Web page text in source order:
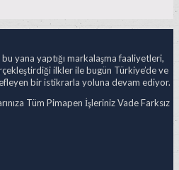
yana yaptığı markalaşma faaliyetleri,
ilkler ile bugün Türkiye’de ve
bir istikrarla yoluna devam ediyor.
Tüm Pimapen İşleriniz Vade Farksız